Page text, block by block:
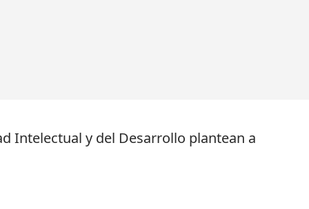
Intelectual y del Desarrollo plantean a